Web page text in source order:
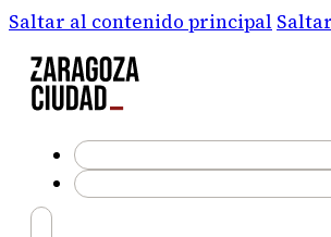
Saltar al contenido principal